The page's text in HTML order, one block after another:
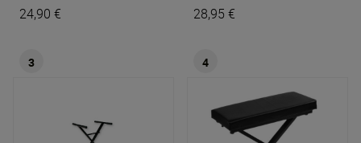
24,90 € 28,95 €
3 4